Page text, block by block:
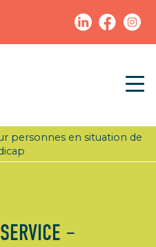
personnes en situation de
–